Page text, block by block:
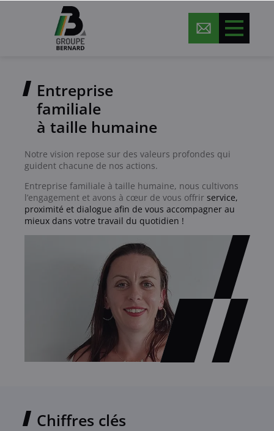
Entreprise
familiale
à taille humaine
Notre vision repose sur des valeurs profondes qui
guident chacune de nos actions.
Entreprise familiale à taille humaine, nous cultivons
l’engagement et avons à cœur de vous offrir service,
proximité et dialogue afin de vous accompagner au
mieux dans votre travail du quotidien !
Chiffres clés